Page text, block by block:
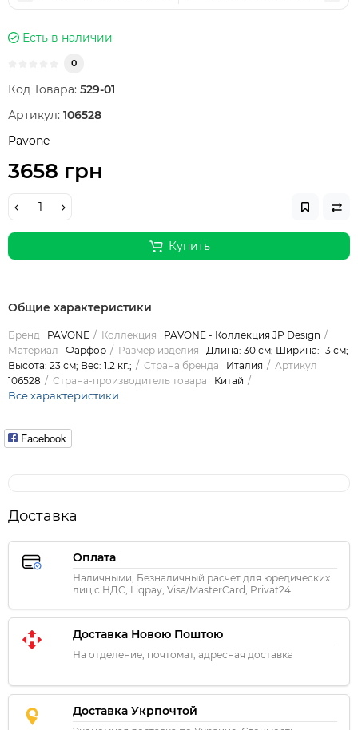
Есть в наличии
0
Код Товара: 529-01
Артикул: 106528
Pavone
3658 грн
Купить
Общие характеристики
Бренд PAVONE Коллекция
PAVONE - Коллекция JP Design
Материал
Фарфор Размер изделия
Длина: 30 см; Ширина: 13 см;
Высота: 23 см; Вес: 1.2 кг.;
Страна бренда Италия
Артикул
106528
Страна-производитель товара Китай
Все характеристики
Facebook
Доставка
Оплата
Наличными, Безналичный расчет для юредических
лиц с НДС, Liqpay, Visa/MasterCard, Privat24
Доставка Новою Поштою
На отделение, почтомат, адресная доставка
Доставка Укрпочтой